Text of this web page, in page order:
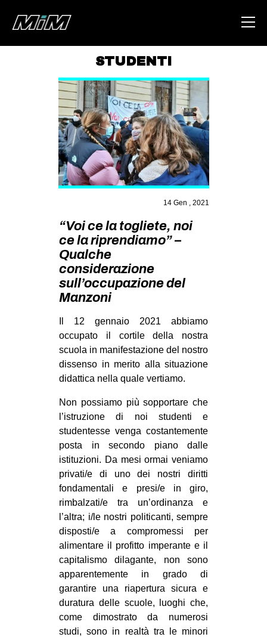
ABOUT
AREA
DEGENERAZIONE
GAZA FREESTYLE
CSOA LAMBRETTA
STUDENTI TSUNAMI
MILANO
MOBILITAZIONI
SPORT POPOLARE
MOVIMENTI
AMBIENTE
ANTIFASCISMO
DIRITTO ALL’ABITARE
GENERI
MIGRAZIONI
REPRESSIONE
STUDENTI
CULTURE
ARTE
CINEMA
MANIFESTI
MUSICA
STUDENTI
14 Gen , 2021
“Voi ce la togliete, noi
ce la riprendiamo” –
Qualche
considerazione
sull’occupazione del
Manzoni
Il 12 gennaio 2021 abbiamo
occupato il cortile della nostra
scuola in manifestazione del nostro
dissenso in merito alla situazione
didattica nella quale vertiamo.
Non possiamo più sopportare che
l’istruzione di noi studenti e
studentesse venga costantemente
posta in secondo piano dalle
istituzioni. Da mesi ormai veniamo
privati/e di uno dei nostri diritti
fondamentali e presi/e in giro,
rimbalzati/e tra un’ordinanza e
l’altra; i/le nostri politicanti, sempre
disposti/e a compromessi per
alimentare il profitto imperante e il
capitalismo dilagante, non sono
apparentemente in grado di
garantire una riapertura sicura e
duratura delle scuole, luoghi che,
come dimostrato da numerosi
studi, sono in realtà tra le minori